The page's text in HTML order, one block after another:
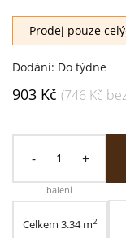
Prodej pouze
Dodání: Do týdne
903 Kč (746 Kč
- +
balení
Celkem 3.34m2